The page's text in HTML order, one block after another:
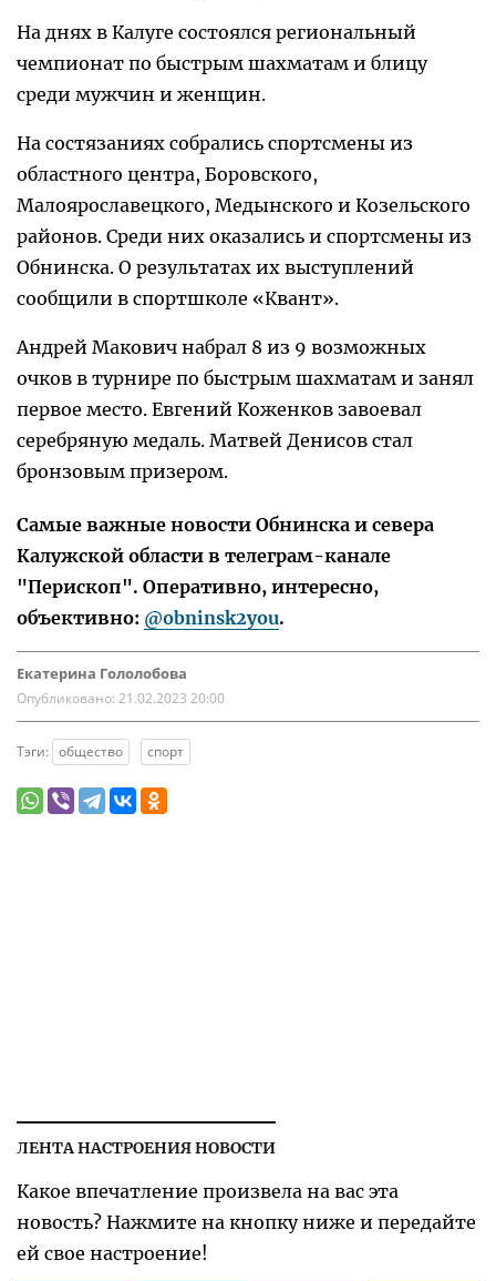
На днях в Калуге состоялся региональный
чемпионат по быстрым шахматам и блицу
среди мужчин и женщин.
На состязаниях собрались спортсмены из
областного центра, Боровского,
Малоярославецкого, Медынского и Козельского
районов. Среди них оказались и спортсмены из
Обнинска. О результатах их выступлений
сообщили в спортшколе «Квант».
Андрей Макович набрал 8 из 9 возможных
очков в турнире по быстрым шахматам и занял
первое место. Евгений Коженков завоевал
серебряную медаль. Матвей Денисов стал
бронзовым призером.
Самые важные новости Обнинска и севера
Калужской области в телеграм-канале
"Перископ". Оперативно, интересно,
объективно: @obninsk2you.
Екатерина Гололобова
Опубликовано: 21.02.2023 20:00
Тэги: общество спорт
ЛЕНТА НАСТРОЕНИЯ НОВОСТИ
Какое впечатление произвела на вас эта
новость? Нажмите на кнопку ниже и передайте
ей свое настроение!